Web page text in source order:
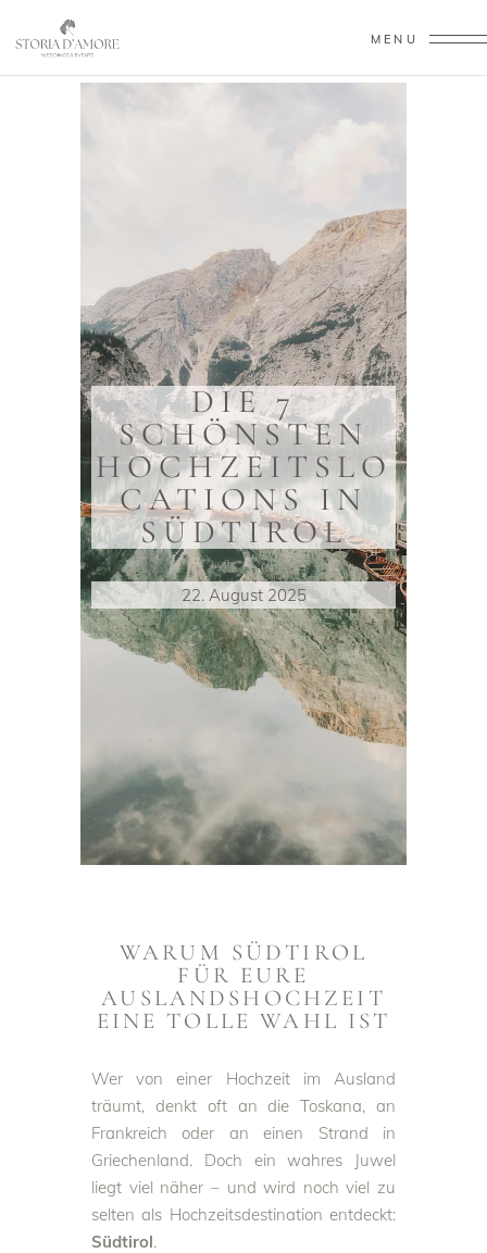
MENU
DIE 7
SCHÖNSTEN
HOCHZEITSLO
CATIONS IN
SÜDTIROL
22. August 2025
WARUM SÜDTIROL
FÜR EURE
AUSLANDSHOCHZEIT
EINE TOLLE WAHL IST
Wer von einer Hochzeit im Ausland
träumt, denkt oft an die Toskana, an
Frankreich oder an einen Strand in
Griechenland. Doch ein wahres Juwel
liegt viel näher – und wird noch viel zu
selten als Hochzeitsdestination entdeckt:
Südtirol.